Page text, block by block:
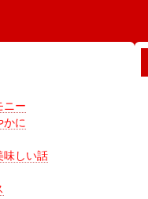
ニー
かに
味しい話